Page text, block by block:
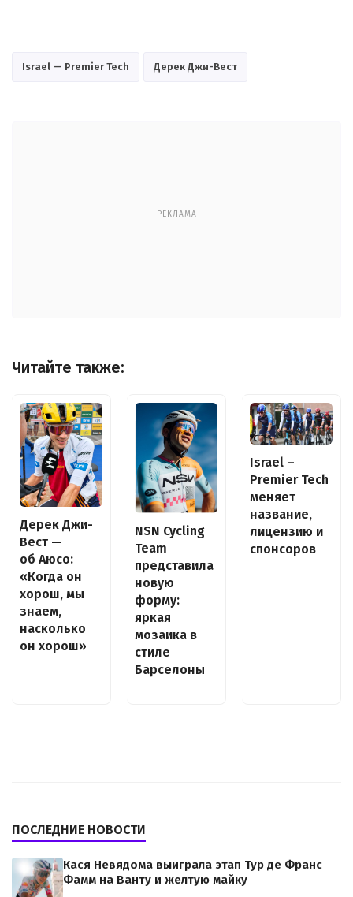
Israel — Premier Tech Дерек Джи-Вест
РЕКЛАМА
Читайте также:
Дерек Джи-
Вест —
об Аюсо:
«Когда он
хорош, мы
знаем,
насколько
он хорош»
NSN Cycling
Team
представила
новую
форму:
яркая
мозаика в
стиле
Барселоны
Israel –
Premier Tech
меняет
название,
лицензию и
спонсоров
ПОСЛЕДНИЕ НОВОСТИ
Кася Невядома выиграла этап Тур де Франс
Фамм на Ванту и желтую майку